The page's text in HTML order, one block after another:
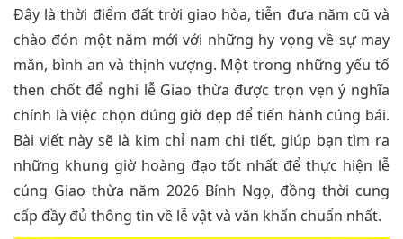
Đây là thời điểm đất trời giao hòa, tiễn đưa năm cũ và
chào đón một năm mới với những hy vọng về sự may
mắn, bình an và thịnh vượng. Một trong những yếu tố
then chốt để nghi lễ Giao thừa được trọn vẹn ý nghĩa
chính là việc chọn đúng giờ đẹp để tiến hành cúng bái.
Bài viết này sẽ là kim chỉ nam chi tiết, giúp bạn tìm ra
những khung giờ hoàng đạo tốt nhất để thực hiện lễ
cúng Giao thừa năm 2026 Bính Ngọ, đồng thời cung
cấp đầy đủ thông tin về lễ vật và văn khấn chuẩn nhất.